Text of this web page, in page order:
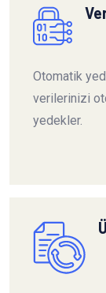
Otomatik
verilerinizi
yedekler.